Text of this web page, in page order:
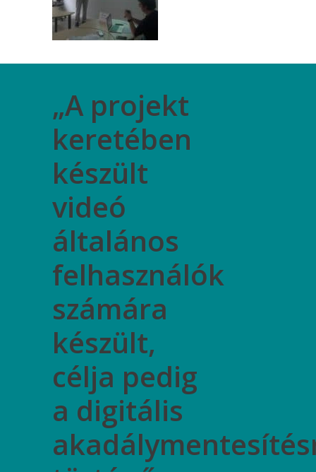
„A projekt
keretében
készült
videó
általános
felhasználók
számára
készült,
célja pedig
a digitális